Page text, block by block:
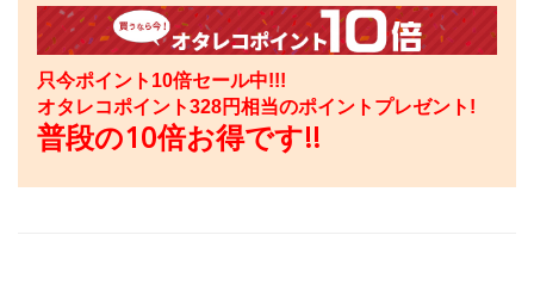
只今ポイント10倍セール中!!!
オタレコポイント328円相当のポイントプレゼント!
普段の10倍お得です!!